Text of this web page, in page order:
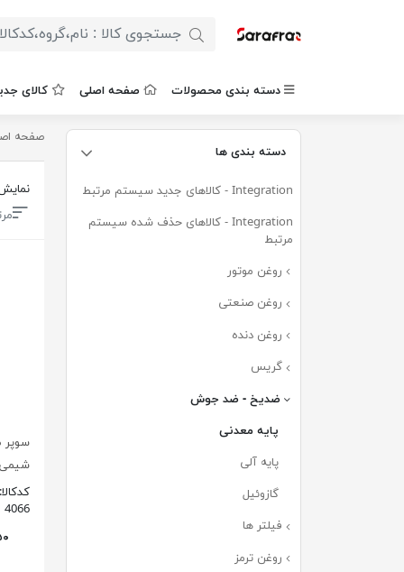
دسته بندی محصولات صفحه اصلی کالای
دسته بندی ها
Integration - کالاهای جدید سیستم مرتبط
Integration - کالاهای حذف شده سیستم
مرتبط
روغن موتور
روغن صنعتی
روغن دنده
گریس
ضدیخ - ضد جوش
پایه معدنی
پایه آلی
گازوئیل
فیلتر ها
روغن ترمز
صفحه
شیمی
کدکالا:
4066